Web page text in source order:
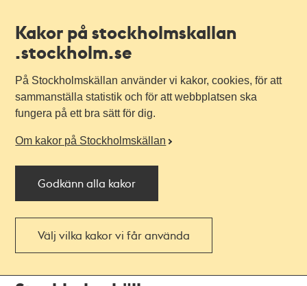
Kakor på stockholmskallan
.stockholm.se
På Stockholmskällan använder vi kakor, cookies, för att
sammanställa statistik och för att webbplatsen ska
fungera på ett bra sätt för dig.
Om kakor på Stockholmskällan
Godkänn alla kakor
Välj vilka kakor vi får använda